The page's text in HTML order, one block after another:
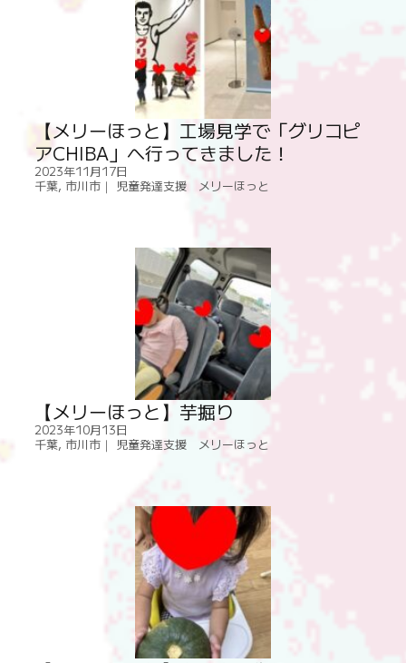
【メリーほっと】工場見学で「グリコピ
アCHIBA」へ行ってきました！
2023年11月17日
千葉, 市川市｜ 児童発達支援 メリーほっと
【メリーほっと】芋掘り
2023年10月13日
千葉, 市川市｜ 児童発達支援 メリーほっと